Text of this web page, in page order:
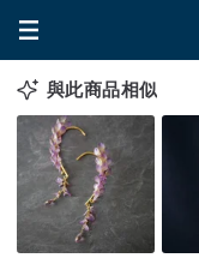
與此商品相似